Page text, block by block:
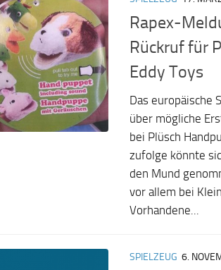
Rapex-
Rückruf für
Eddy Toys
Das europäische
über mögliche
bei Plüsch
zufolge könnte
den Mund
vor allem bei
Vorhandene...
SPIELZEUG 6.